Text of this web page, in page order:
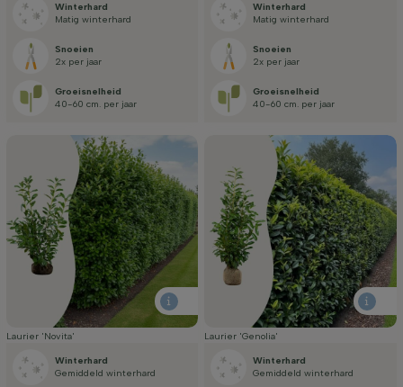
Winterhard
Matig winterhard
Snoeien
2x per jaar
Groei­snelheid
40-60 cm. per jaar
Winterhard
Matig winterhard
Snoeien
2x per jaar
Groei­snelheid
40-60 cm. per jaar
Laurier 'Novita'
Winterhard
Gemiddeld winterhard
Laurier 'Genolia'
Winterhard
Gemiddeld winterhard